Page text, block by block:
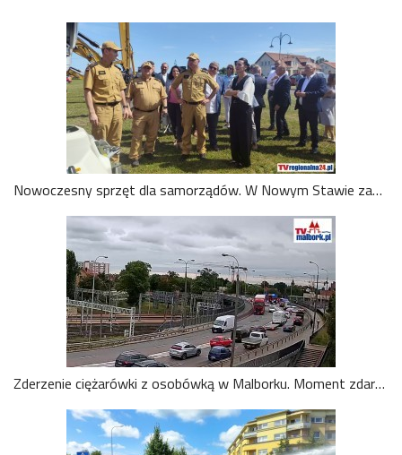
Nowoczesny sprzęt dla samorządów. W Nowym Stawie zaprezentowano efekty Programu Ochrony Ludności i Obrony Cywilnej. Wideo i zdjęcia
Zderzenie ciężarówki z osobówką w Malborku. Moment zdarzenia zarejestrowała kamera pogodowa TvMalbork